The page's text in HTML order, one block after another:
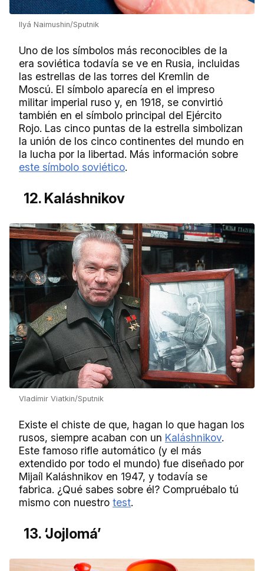
Ilyá Naimushin/Sputnik
Uno de los símbolos más reconocibles de la
era soviética todavía se ve en Rusia, incluidas
las estrellas de las torres del Kremlin de
Moscú. El símbolo aparecía en el impreso
militar imperial ruso y, en 1918, se convirtió
también en el símbolo principal del Ejército
Rojo. Las cinco puntas de la estrella simbolizan
la unión de los cinco continentes del mundo en
la lucha por la libertad. Más información sobre
este símbolo soviético.
12. Kaláshnikov
Vladímir Viatkin/Sputnik
Existe el chiste de que, hagan lo que hagan los
rusos, siempre acaban con un Kaláshnikov.
Este famoso rifle automático (y el más
extendido por todo el mundo) fue diseñado por
Mijaíl Kaláshnikov en 1947, y todavía se
fabrica. ¿Qué sabes sobre él? Compruébalo tú
mismo con nuestro test.
13. ‘Jojlomá’